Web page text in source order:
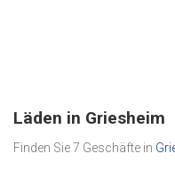
Läden in Griesheim
Finden Sie 7 Geschäfte in